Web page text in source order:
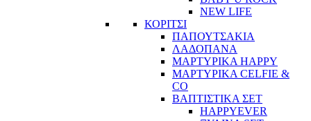
NEW LIFE
ΚΟΡΙΤΣΙ
ΠΑΠΟΥΤΣΑΚΙΑ
ΛΑΔΟΠΑΝΑ
ΜΑΡΤΥΡΙΚΑ HAPPY
ΜΑΡΤΥΡΙΚΑ CELFIE &
CO
ΒΑΠΤΙΣΤΙΚΑ ΣΕΤ
HAPPYEVER